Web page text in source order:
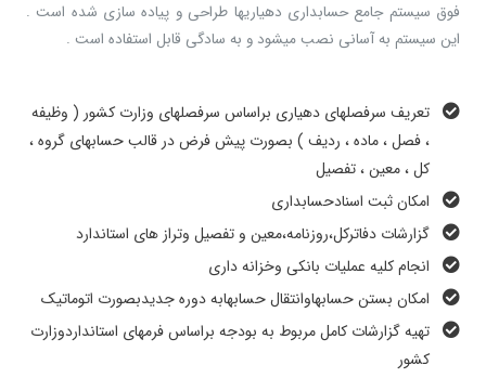
فوق سیستم جامع حسابداری دهیاریها طراحی و پیاده سازی شده است .
این سیستم به آسانی نصب میشود و به سادگی قابل استفاده است .
تعریف سرفصلهای دهیاری براساس سرفصلهای وزارت کشور ( وظیفه
، فصل ، ماده ، ردیف ) بصورت پیش فرض در قالب حسابهای گروه ،
کل ، معین ، تفصیل
امکان ثبت اسنادحسابداری
گزارشات دفاترکل،روزنامه،معین و تفصیل وتراز های استاندارد
انجام کلیه عملیات بانکی وخزانه داری
امکان بستن حسابهاوانتقال حسابهابه دوره جدیدبصورت اتوماتیک
تهیه گزارشات کامل مربوط به بودجه براساس فرمهای استانداردوزارت
کشور